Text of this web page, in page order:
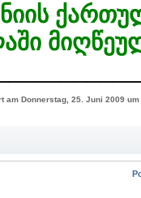
am Donnerstag, 25. Juni 2009 um